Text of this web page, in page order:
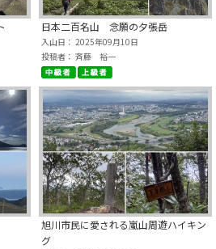
日本二百名山 念願の夕張岳
入山日： 2025年09月10日
投稿者： 斉藤 裕一
旭川市民に愛される嵐山周遊ハイキン
グ